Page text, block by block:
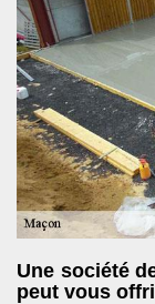
Une société
peut vous